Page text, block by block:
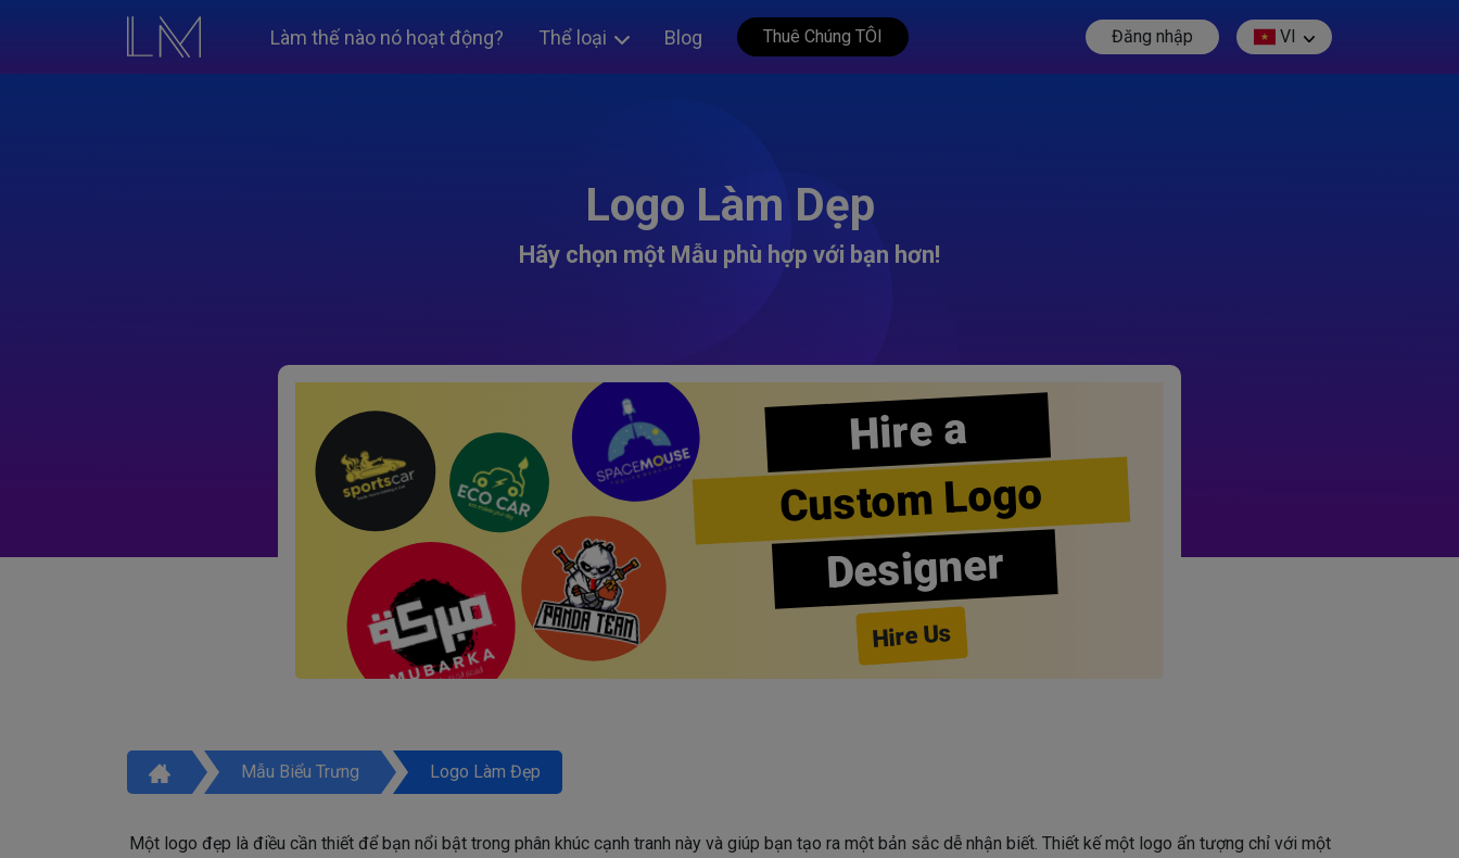
Làm thế nào nó hoạt động? Thể loại Blog Thuê Chúng TÔI Đăng nhập VI
Logo Làm Dẹp
Hãy chọn một Mẫu phù hợp với bạn hơn!
Hire a
Custom Logo
Designer
Hire Us
Mẫu Biểu Trưng Logo Làm Đẹp
Một logo đẹp là điều cần thiết để bạn nổi bật trong phân khúc cạnh tranh này và giúp bạn tạo ra một bản sắc dễ nhận biết. Thiết kế một logo ấn tượng chỉ với một